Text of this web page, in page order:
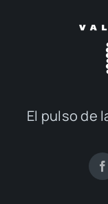
El pul­so de